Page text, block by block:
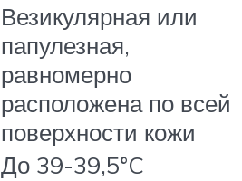
Везикулярная или
папулезная,
равномерно
расположена по всей
поверхности кожи
До 39-39,5°C